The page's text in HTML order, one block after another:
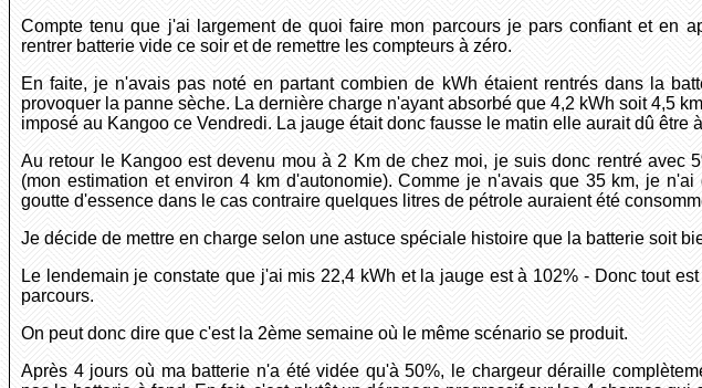
Compte tenu que j'ai largement de quoi faire mon parcours je pars confiant et en
rentrer batterie vide ce soir et de remettre les compteurs à zéro.
En faite, je n'avais pas noté en partant combien de kWh étaient rentrés dans la
provoquer la panne sèche. La dernière charge n'ayant absorbé que 4,2 kWh soit 4,5
imposé au Kangoo ce Vendredi. La jauge était donc fausse le matin elle aurait dû être
Au retour le Kangoo est devenu mou à 2 Km de chez moi, je suis donc rentré avec
(mon estimation et environ 4 km d'autonomie). Comme je n'avais que 35 km, je
goutte d'essence dans le cas contraire quelques litres de pétrole auraient été
Je décide de mettre en charge selon une astuce spéciale histoire que la batterie soit
Le lendemain je constate que j'ai mis 22,4 kWh et la jauge est à 102% - Donc tout
parcours.
On peut donc dire que c'est la 2ème semaine où le même scénario se produit.
Après 4 jours où ma batterie n'a été vidée qu'à 50%, le chargeur déraille